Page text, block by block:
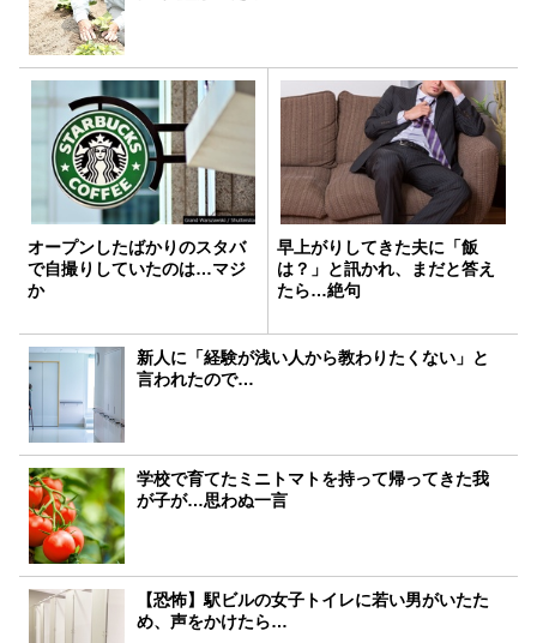
オープンしたばかりのスタバ
で自撮りしていたのは…マジ
か
早上がりしてきた夫に「飯
は？」と訊かれ、まだと答え
たら…絶句
新人に「経験が浅い人から教わりたくない」と
言われたので…
学校で育てたミニトマトを持って帰ってきた我
が子が…思わぬ一言
【恐怖】駅ビルの女子トイレに若い男がいたた
め、声をかけたら…